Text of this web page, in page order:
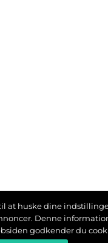
at huske dine
Denne
godkender du